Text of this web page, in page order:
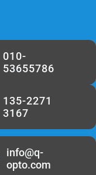
010-
53655786
135-2271
3167
info@q-
opto.com